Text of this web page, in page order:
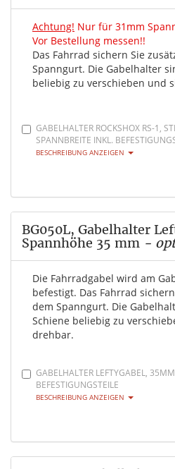
Achtung! Nur für 31mm
Vor Bestellung messen!!
Das Fahrrad sichern Sie
Spanngurt. Die Gabelhalter
beliebig zu verschieben und
GABELHALTER ROCKSHOX RS-1,
SPANNBREITE INKL.
BESCHREIBUNG ANZEIGEN
BG050L, Gabelhalter
Spannhöhe 35 mm -
Die Fahrradgabel wird am
befestigt. Das Fahrrad
dem Spanngurt. Die
Schiene beliebig zu
drehbar.
GABELHALTER LEFTYGABEL,
BEFESTIGUNGSTEILE
BESCHREIBUNG ANZEIGEN